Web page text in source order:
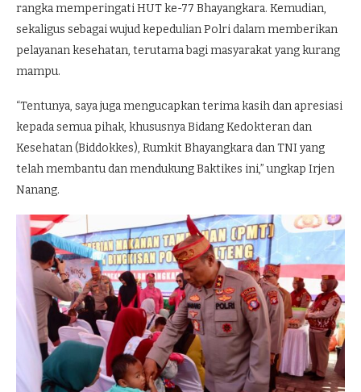
rangka memperingati HUT ke-77 Bhayangkara. Kemudian,
sekaligus sebagai wujud kepedulian Polri dalam memberikan
pelayanan kesehatan, terutama bagi masyarakat yang kurang
mampu.
“Tentunya, saya juga mengucapkan terima kasih dan apresiasi
kepada semua pihak, khususnya Bidang Kedokteran dan
Kesehatan (Biddokkes), Rumkit Bhayangkara dan TNI yang
telah membantu dan mendukung Baktikes ini,” ungkap Irjen
Nanang.